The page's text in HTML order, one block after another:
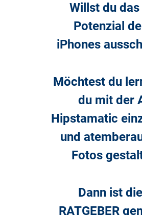
Willst du
Potenzial
iPhones
Möchtest du
du mit der
Hipstamatic
und
Fotos
Dann ist
RATGEBER